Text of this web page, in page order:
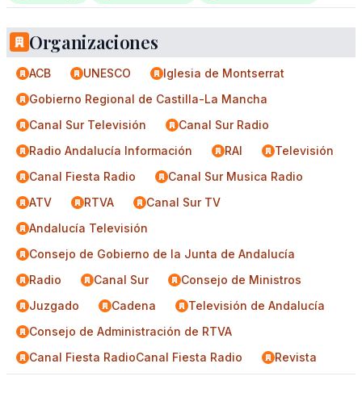
Organizaciones
ACB UNESCO
Iglesia de Montserrat
Gobierno Regional de Castilla-La Mancha
Canal Sur Televisión
Canal Sur Radio
Radio Andalucía Información
RAI
Televisión
Canal Fiesta Radio
Canal Sur Musica Radio
ATV
RTVA
Canal Sur TV
Andalucía Televisión
Consejo de Gobierno de la Junta de Andalucía
Radio
Canal Sur
Consejo de Ministros
Juzgado
Cadena
Televisión de Andalucía
Consejo de Administración de RTVA
Canal Fiesta RadioCanal Fiesta Radio
Revista